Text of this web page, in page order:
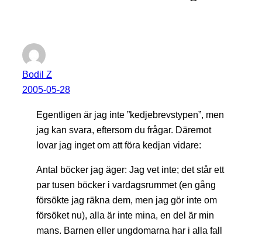
Bodil Z
2005-05-28
Egentligen är jag inte ”kedjebrevstypen”, men
jag kan svara, eftersom du frågar. Däremot
lovar jag inget om att föra kedjan vidare:
Antal böcker jag äger: Jag vet inte; det står ett
par tusen böcker i vardagsrummet (en gång
försökte jag räkna dem, men jag gör inte om
försöket nu), alla är inte mina, en del är min
mans. Barnen eller ungdomarna har i alla fall